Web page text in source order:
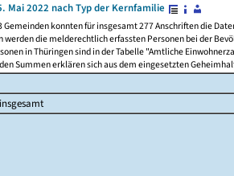
Mai 2022 nach Typ der Kernfamilie
Gemeinden konnten für insgesamt 277 Anschriften die
werden die melderechtlich erfassten Personen bei der
in Thüringen sind in der Tabelle "Amtliche
Summen erklären sich aus dem eingesetzten